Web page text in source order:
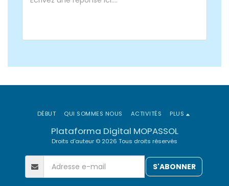
Plataforma Digital MOPASSOL
Droits d'auteur © 2026 Tous droits réservés
DÉBUT QUI SOMMES NOUS ACTIVITÉS PLUS
S'ABONNER